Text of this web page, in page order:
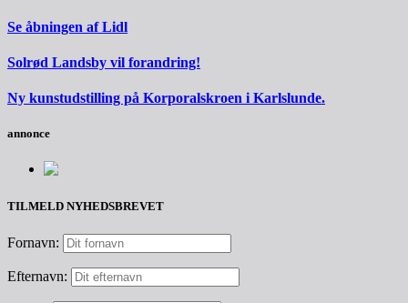
Se åbningen af Lidl
Solrød Landsby vil forandring!
Ny kunstudstilling på Korporalskroen i Karlslunde.
annonce
TILMELD NYHEDSBREVET
Fornavn:
Efternavn: